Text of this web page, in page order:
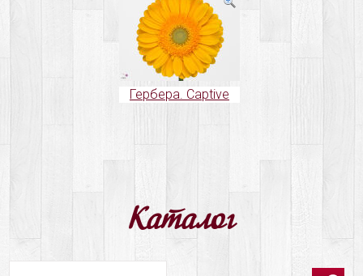
Гербера. Captive
Каталог